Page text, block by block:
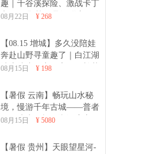
趣｜千谷溪探险、激战卡丁
车、CS野战、品河鲜亲子一
08月22日 ¥ 268
【08.15 增城】多久没陪娃
奔赴山野寻童趣了｜白江湖
清凉徒步、亲子窑鸡、棉花
游
08月15日 ¥ 198
【暑假 云南】畅玩山水秘
境，慢游千年古城——普者
黑、建水、抚仙湖深度亲子
08月15日 ¥ 5080
【暑假 贵州】天眼望星河-